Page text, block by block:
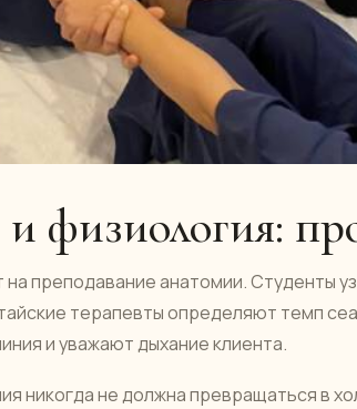
физиология:
на преподавание анатомии. Студенты
терапевты определяют темп
и уважают дыхание клиента.
никогда не должна превращаться в